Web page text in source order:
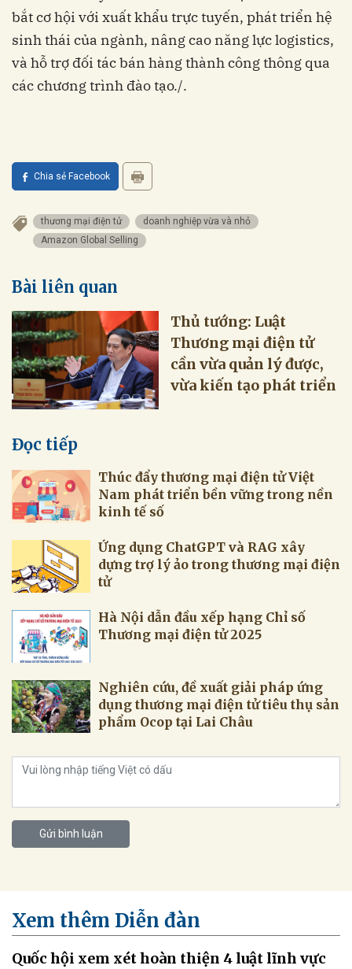
bắt cơ hội với xuất khẩu trực tuyến, phát triển hệ
sinh thái của ngành, nâng cao năng lực logistics,
và hỗ trợ đối tác bán hàng thành công thông qua
các chương trình đào tạo./.
Chia sẻ Facebook
thương mại điện tử
doanh nghiệp vừa và nhỏ
Amazon Global Selling
Bài liên quan
Thủ tướng: Luật
Thương mại điện tử
cần vừa quản lý được,
vừa kiến tạo phát triển
Đọc tiếp
Thúc đẩy thương mại điện tử Việt
Nam phát triển bền vững trong nền
kinh tế số
Ứng dụng ChatGPT và RAG xây
dựng trợ lý ảo trong thương mại điện
tử
Hà Nội dẫn đầu xếp hạng Chỉ số
Thương mại điện tử 2025
Nghiên cứu, đề xuất giải pháp ứng
dụng thương mại điện tử tiêu thụ sản
phẩm Ocop tại Lai Châu
Gửi bình luận
Xem thêm Diễn đàn
Quốc hội xem xét hoàn thiện 4 luật lĩnh vực